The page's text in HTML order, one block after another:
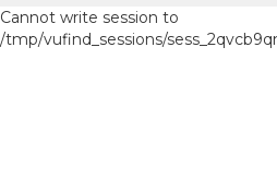
Cannot write session to
/tmp/vufind_sessions/